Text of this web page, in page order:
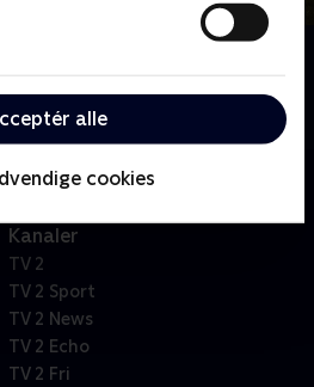
alle
cookies
er mordsagerne også.
Kanaler
TV 2
TV 2 Sport
TV 2 News
TV 2 Echo
TV 2 Fri